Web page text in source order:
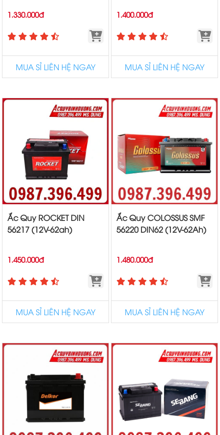
1.330.000đ
MUA SỈ LIÊN HỆ NGAY
1.400.000đ
MUA SỈ LIÊN HỆ NGAY
Ắc Quy ROCKET DIN
56217 (12V-62ah)
1.450.000đ
MUA SỈ LIÊN HỆ NGAY
Ắc Quy COLOSSUS SMF
56220 DIN62 (12V-62Ah)
1.480.000đ
MUA SỈ LIÊN HỆ NGAY